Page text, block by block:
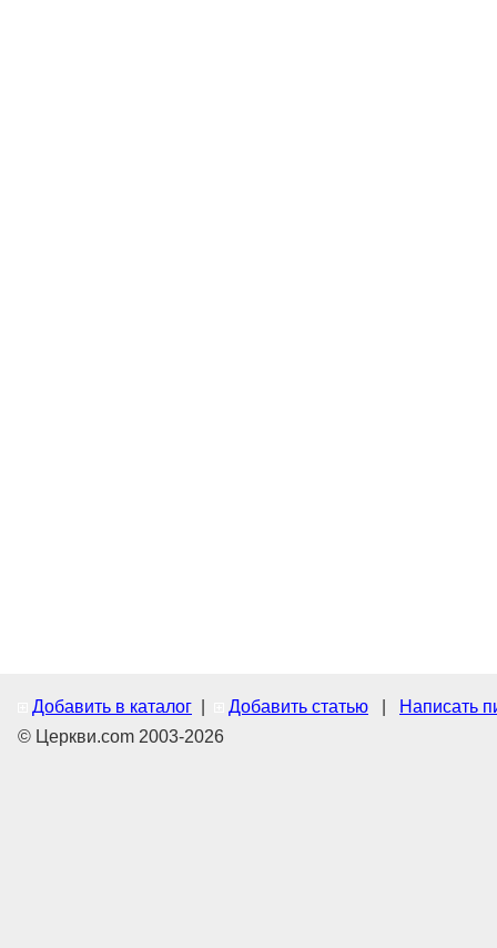
Добавить в каталог Добавить статью
Написать
© Церкви.com 2003-2026